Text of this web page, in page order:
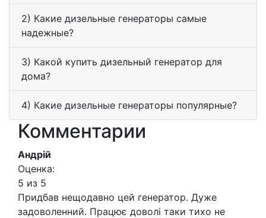
2) Какие дизельные генераторы самые
надежные?
3) Какой купить дизельный генератор для
дома?
4) Какие дизельные генераторы популярные?
Комментарии
Андрій
Оценка:
5 из 5
Придбав нещодавно цей генератор. Дуже
задоволенний. Працює доволі таки тихо не